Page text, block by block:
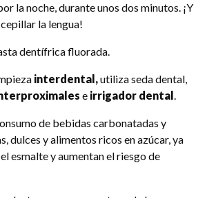
la noche, durante unos dos minutos. ¡Y
la lengua!
dentífrica fluorada.
interdental,utiliza seda dental,
e irrigador dental .
de bebidas carbonatadas y
dulces y alimentos ricos en azúcar, ya
esmalte y aumentan el riesgo de